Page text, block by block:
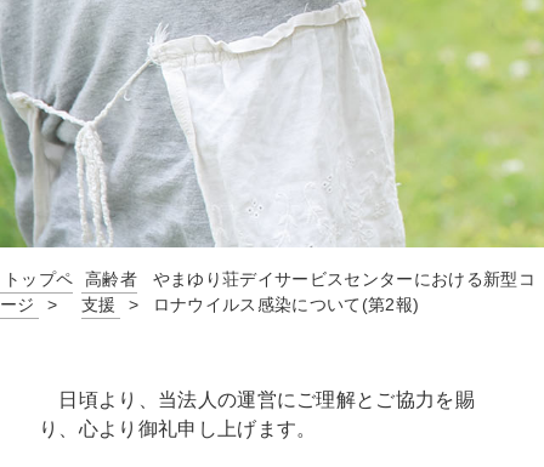
トップペ
ージ
高齢者
支援
やまゆり荘デイサービスセンターにおける新型コ
ロナウイルス感染について(第2報)
日頃より、当法人の運営にご理解とご協力を賜
り、心より御礼申し上げます。